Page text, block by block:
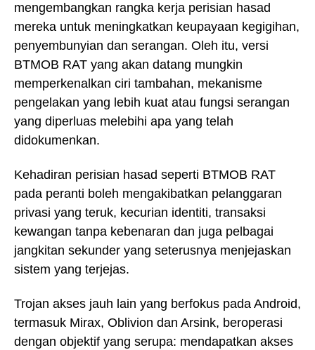
mengembangkan rangka kerja perisian hasad
mereka untuk meningkatkan keupayaan kegigihan,
penyembunyian dan serangan. Oleh itu, versi
BTMOB RAT yang akan datang mungkin
memperkenalkan ciri tambahan, mekanisme
pengelakan yang lebih kuat atau fungsi serangan
yang diperluas melebihi apa yang telah
didokumenkan.
Kehadiran perisian hasad seperti BTMOB RAT
pada peranti boleh mengakibatkan pelanggaran
privasi yang teruk, kecurian identiti, transaksi
kewangan tanpa kebenaran dan juga pelbagai
jangkitan sekunder yang seterusnya menjejaskan
sistem yang terjejas.
Trojan akses jauh lain yang berfokus pada Android,
termasuk Mirax, Oblivion dan Arsink, beroperasi
dengan objektif yang serupa: mendapatkan akses